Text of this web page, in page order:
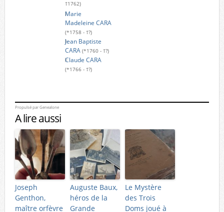
†1762)
Marie
Madeleine CARA
(*1758 - †?)
Jean Baptiste
CARA (*1760 - †?)
Claude CARA
(*1766 - †?)
Propulsé par Genealone
A lire aussi
Joseph
Genthon,
maître orfèvre
Auguste Baux,
héros de la
Grande
Le Mystère
des Trois
Doms joué à